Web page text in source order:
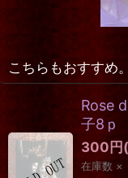
こちらもおすすめ。
Rose
子8ｐ
300円
在庫数 ×